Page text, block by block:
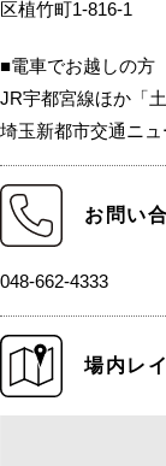
区植竹町1-816-1
■電車でお越しの方
JR宇都宮線ほか「
埼玉新都市交通ニュ
お問い
048-662-4333
場内レ